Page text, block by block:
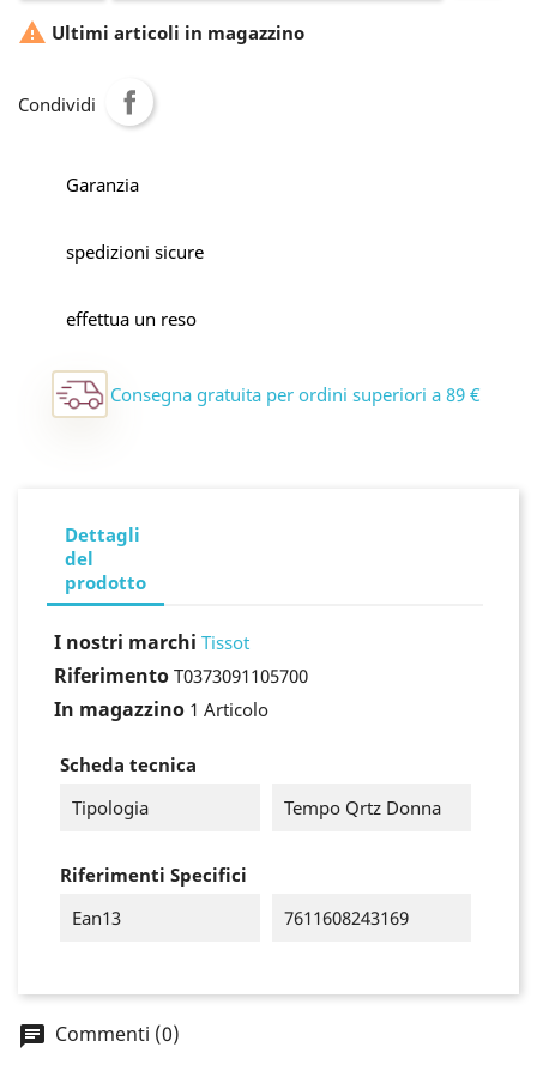
 Ultimi articoli in magazzino
Condividi
Garanzia
spedizioni sicure
effettua un reso
Consegna gratuita per ordini superiori a 89 €
Dettagli
del
prodotto
I nostri marchi Tissot
Riferimento T0373091105700
In magazzino 1 Articolo
Scheda tecnica
Tipologia
Tempo Qrtz Donna
Riferimenti Specifici
Ean13
7611608243169
Commenti (0)
×
You need to be logged in to save products in your